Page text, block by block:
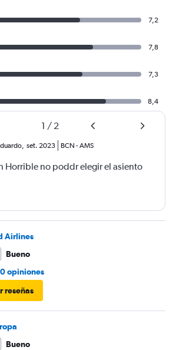
7,2
7,8
7,3
8,4
1 / 2
set. 2023 BCN -AMS
Horrible no poddr elegir el asiento
Airlines
Bueno
opiniones
reseñas
Bueno